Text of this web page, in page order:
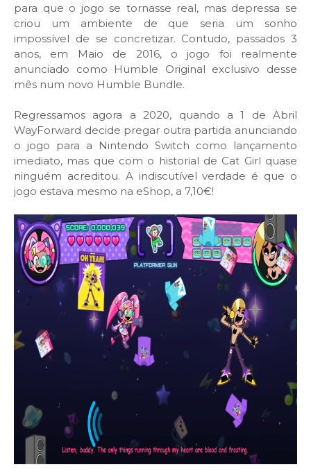
para que o jogo se tornasse real, mas depressa se
criou um ambiente de que seria um sonho
impossível de se concretizar. Contudo, passados 3
anos, em Maio de 2016, o jogo foi realmente
anunciado como Humble Original exclusivo desse
mês num novo Humble Bundle.
Regressamos agora a 2020, quando a 1 de Abril
WayForward decide pregar outra partida anunciando
o jogo para a Nintendo Switch como lançamento
imediato, mas que com o historial de Cat Girl quase
ninguém acreditou. A indiscutível verdade é que o
jogo estava mesmo na eShop, a 7,10€!